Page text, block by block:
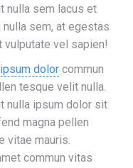
nulla sem lacus et
sem, at egestas
vulputate vel sapien!
dolor commun
tesque velit nulla.
nulla ipsum dolor sit
magna pellen
vitae mauris.
commun vitas